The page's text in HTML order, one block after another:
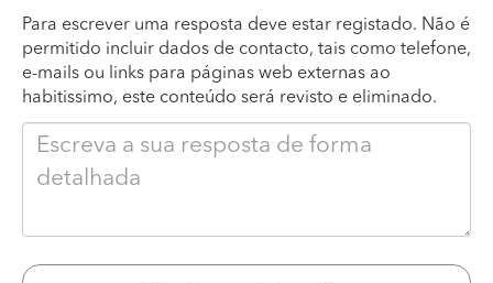
Para escrever uma resposta deve estar registado. Não é
permitido incluir dados de contacto, tais como telefone,
e-mails ou links para páginas web externas ao
habitissimo, este conteúdo será revisto e eliminado.